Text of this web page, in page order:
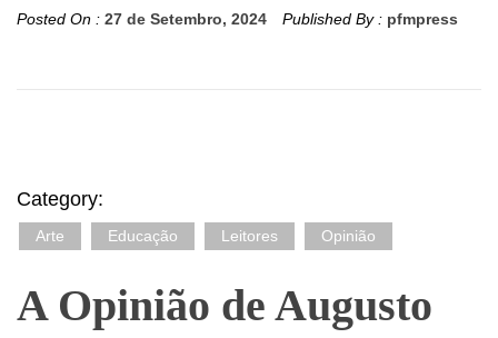
Posted On : 27 de Setembro, 2024 Published By : pfmpress
Category:
Arte Educação Leitores Opinião
A Opinião de Augusto